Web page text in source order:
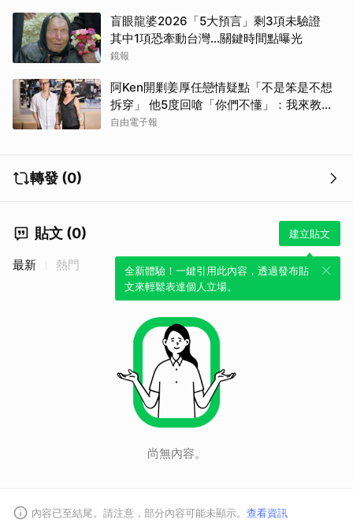
盲眼龍婆2026「5大預言」剩3項未驗證
其中1項恐牽動台灣...關鍵時間點曝光
鏡報
阿Ken開剿姜厚任戀情疑點「不是笨是不想
拆穿」 他5度回嗆「你們不懂」：我來教育
你們
自由電子報
轉發 (0)
貼文 (0) 建立貼文
全新體驗！一鍵引用此內容，透過發布貼
文來輕鬆表達個人立場。
最新 熱門
尚無內容。
內容已至結尾。請注意，部分內容可能未顯示。 查看資訊